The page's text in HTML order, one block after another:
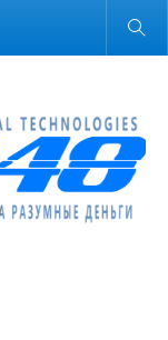
Обычная версия